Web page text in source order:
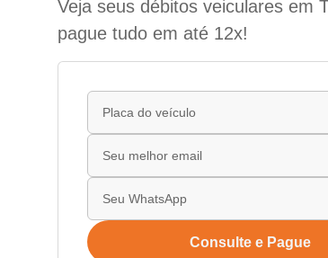
Veja seus débitos veiculares em
pague tudo em até 12x!
Consulte e Pague